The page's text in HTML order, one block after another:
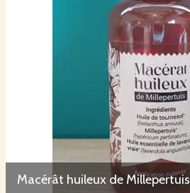
Macérât huileux de Millepertuis